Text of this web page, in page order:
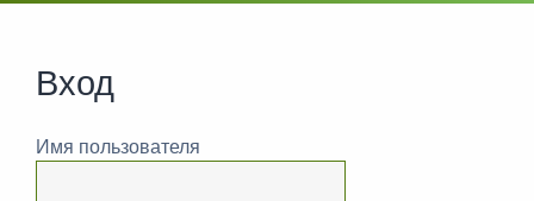
Вход
Имя пользователя